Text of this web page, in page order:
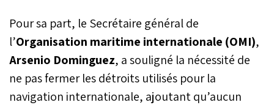
Pour sa part, le Secrétaire général de
l’Organisation maritime internationale (OMI),
Arsenio Dominguez, a souligné la nécessité de
ne pas fermer les détroits utilisés pour la
navigation internationale, ajoutant qu’aucun